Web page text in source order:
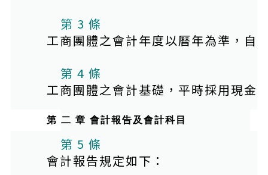
第 3 條
工商團體之會計年度以曆年為準，自
第 4 條
工商團體之會計基礎，平時採用現金
第 二 章 會計報告及會計科目
本條文有附件
第 5 條
會計報告規定如下：